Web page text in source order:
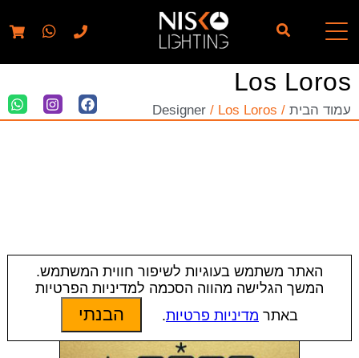
// elementor template for pages - should also ignore woo
pages!!
Los Loros
עמוד הבית /
Designer / Los Loros
האתר משתמש בעוגיות לשיפור חווית המשתמש.
המשך הגלישה מהווה הסכמה למדיניות הפרטיות
באתר מדיניות פרטיות. הבנתי